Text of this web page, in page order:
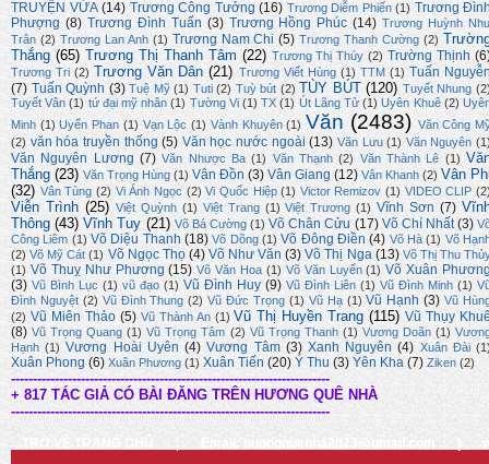
TRUYỆN VỪA (14) Trương Công Tưởng (16) Trương Diễm Phiến (1) Trương
Phượng (8) Trương Đình Tuấn (3) Trương Hồng Phúc (14) Trương Huỳnh
Trân (2) Trương Lan Anh (1) Trương Nam Chi (5) Trương Thanh Cường (2)
Thắng (65) Trương Thị Thanh Tâm (22) Trương Thị Thúy (2) Trường Thịnh
Trương Tri (2) Trương Văn Dân (21) Trương Viết Hùng (1) TTM (1) Tuấn
(7) Tuấn Quỳnh (3) Tuệ Mỹ (1) Tuti (2) Tuỳ bút (2) TÙY BÚT (120) Tuyết Nhung
Tuyết Vân (1) tứ đại mỹ nhân (1) Tường Vi (1) TX (1) Út Lãng Tử (1) Uyên Khuê (2)
Minh (1) Uyển Phan (1) Vạn Lộc (1) Vành Khuyên (1) Văn (2483) Văn Công
(2) văn hóa truyền thống (5) Văn học nước ngoài (13) Văn Lưu (1) Văn Nguyên
Văn Nguyên Lương (7) Văn Nhược Ba (1) Văn Thạnh (2) Văn Thành Lê (1)
Thắng (23) Văn Trọng Hùng (1) Vân Đồn (3) Vân Giang (12) Vân Khanh (2) Vân
(32) Vân Tùng (2) Vi Ánh Ngọc (2) Vi Quốc Hiệp (1) Victor Remizov (1) VIDEO CLIP
Viễn Trình (25) Việt Quỳnh (1) Việt Trang (1) Việt Trương (1) Vĩnh Sơn (7)
Thông (43) Vĩnh Tuy (21) Võ Bá Cường (1) Võ Chân Cửu (17) Võ Chí Nhất (3)
Công Liêm (1) Võ Diệu Thanh (18) Võ Dõng (1) Võ Đông Điền (4) Võ Hà (1) Võ
(2) Võ Mỹ Cát (1) Võ Ngọc Thọ (4) Võ Như Văn (3) Võ Thị Nga (13) Võ Thị Thu
(1) Võ Thuỵ Như Phương (15) Võ Văn Hoa (1) Võ Văn Luyến (1) Võ Xuân
(3) Vũ Bình Lục (1) vũ đạo (1) Vũ Đình Huy (9) Vũ Đình Liên (1) Vũ Đình Minh (1)
Đình Nguyệt (2) Vũ Đình Thung (2) Vũ Đức Trọng (1) Vũ Hạ (1) Vũ Hạnh (3) Vũ
(2) Vũ Miên Thảo (5) Vũ Thành An (1) Vũ Thị Huyền Trang (115) Vũ Thụy
(8) Vũ Trọng Quang (1) Vũ Trọng Tâm (2) Vũ Trọng Thanh (1) Vương Doãn (1)
Hạnh (1) Vương Hoài Uyên (4) Vương Tâm (3) Xanh Nguyên (4) Xuân Đài
Xuân Phong (6) Xuân Phương (1) Xuân Tiến (20) Ý Thu (3) Yên Kha (7) Ziken (2)
-------------------------------------------------------------------------
+ 817 TÁC GIẢ CÓ BÀI ĐĂNG TRÊN HƯƠNG QUÊ NHÀ
-------------------------------------------------------------------------
TRỞ VỀ TRANG CHỦ Email: huongquenha2023@gmail.com